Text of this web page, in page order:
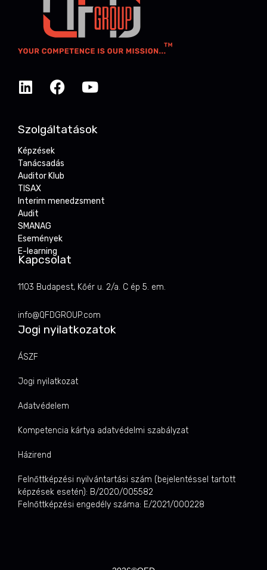
Szolgáltatások
Képzések
Tanácsadás
Auditor Klub
TISAX
Interim menedzsment
Audit
SMANAG
Események
E-learning
Kapcsolat
1103 Budapest, Kőér u. 2/a. C ép 5. em.
info@QFDGROUP.com
Jogi nyilatkozatok
ÁSZF
Jogi nyilatkozat
Adatvédelem
Kompetencia kártya adatvédelmi szabályzat
Házirend
Felnőttképzési nyilvántartási szám (bejelentéssel tartott
képzések esetén): B/2020/005582
Felnőttképzési engedély száma: E/2021/000228